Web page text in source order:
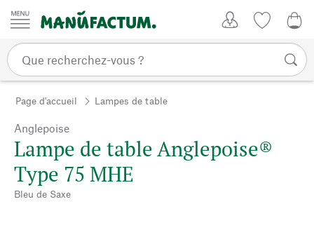
Passer au contenu
Page d'accueil Lampes de table
Anglepoise
Lampe de table Anglepoise®
Type 75 MHE
Bleu de Saxe